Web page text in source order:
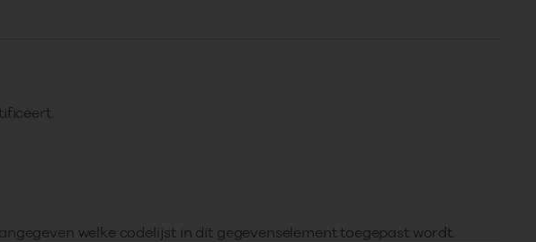
welke codelijst in dit gegevenselement toegepast wordt.